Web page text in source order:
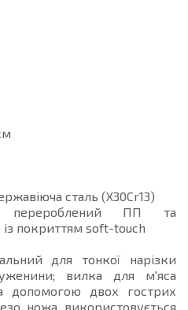
сталь (X30Cr13)
ПП та
покриттям soft-touch
для тонкої нарізки
вилка для м'яса
допомогою двох гострих
ножа використовується